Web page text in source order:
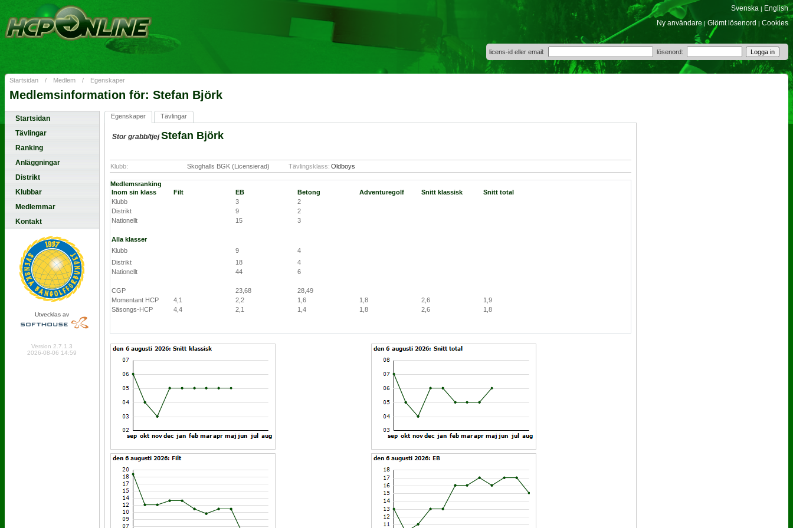
Svenska | English
Ny användare | Glömt lösenord | Cookies
licens-id eller email: lösenord:
Startsidan / Medlem / Egenskaper
Medlemsinformation för: Stefan Björk
Startsidan
Tävlingar
Ranking
Anläggningar
Distrikt
Klubbar
Medlemmar
Kontakt
Utvecklas av
Version 2.7.1.3
2026-08-06 14:59
Egenskaper Tävlingar
Stor grabb/tjejStefan Björk
Klubb: Skoghalls BGK (Licensierad) Tävlingsklass: Oldboys
Medlemsranking
Inom sin klass
Filt EB Betong Adventuregolf Snitt klassisk
Snitt total
Klubb
3
2
Distrikt
9
2
Nationellt
15 3
Alla klasser
Klubb
9
4
Distrikt
18
4
Nationellt
44 6
CGP 23,68
28,49
Momentant HCP
4,1 2,2 1,6 1,8 2,6
1,9
Säsongs-HCP
4,4 2,1 1,4 1,8 2,6 1,8